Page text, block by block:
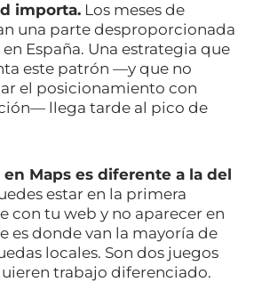
importa. Los meses de
una parte desproporcionada
España. Una estrategia que
este patrón —y que no
el posicionamiento con
llega tarde al pico de
Maps es diferente a la del
estar en la primera
con tu web y no aparecer en
es donde van la mayoría de
locales. Son dos juegos
trabajo diferenciado.